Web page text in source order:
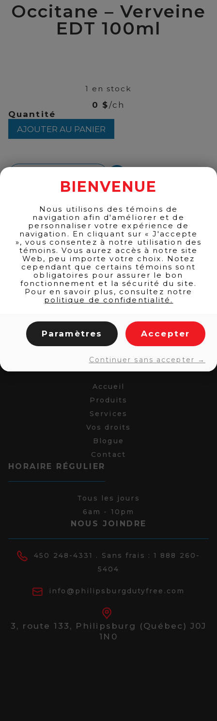
Occitane – Verveine
EDT 100ml
1 en stock
0 $/ch
Quantité
Occitane
-
100ml
AJOUTER AU PANIER
Accueil
Produits
Services
Vos droits
Blogue
Contact
HORAIRE RÉGULIER
Tous les jours
6am - 10pm
NOUS JOINDRE
450 248-4331 . Sans frais : 1 888 260-
5404
info@philipsburgdutyfree.com
3, route 133, Philipsburg (Québec) J0J
1N0
BIENVENUE
Nous utilisons des témoins de
navigation afin d'améliorer et de
personnaliser votre expérience de
navigation. En cliquant sur « J'accepte
», vous consentez à notre utilisation des
témoins. Vous aurez accès à notre site
Web, peu importe votre choix. Notez
cependant que certains témoins sont
obligatoires pour assurer le bon
fonctionnement et la sécurité du site.
Pour en savoir plus, consultez notre
politique de confidentialité.
Paramètres Accepter
Continuer sans accepter →